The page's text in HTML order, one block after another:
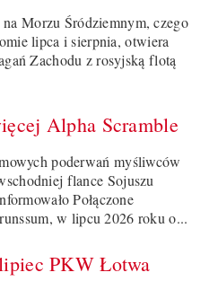
Morzu Śródziemnym, czego
lipca i sierpnia, otwiera
Zachodu z rosyjską flotą
Alpha Scramble
poderwań myśliwców
flance Sojuszu
Połączone
w lipcu 2026 roku o...
PKW Łotwa